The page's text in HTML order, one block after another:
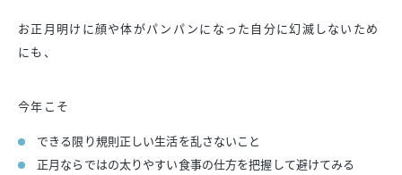
お正月明けに顔や体がパンパンになった自分に幻滅しないため
にも、
今年こそ
できる限り規則正しい生活を乱さないこと
正月ならではの太りやすい食事の仕方を把握して避けてみる